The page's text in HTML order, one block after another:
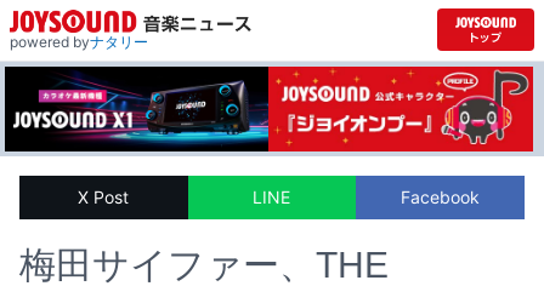
powered byナタリー
X Post LINE Facebook
梅田サイファー、THE